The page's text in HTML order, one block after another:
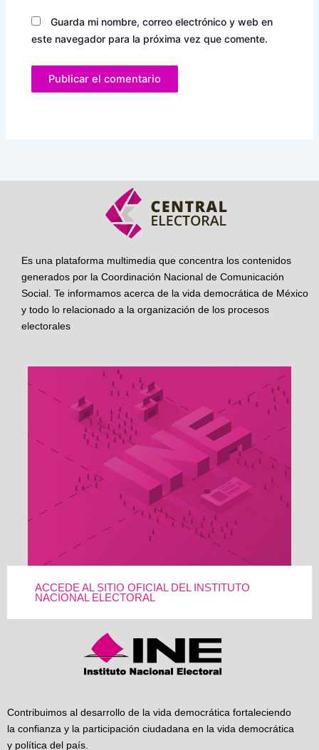
Guarda mi nombre, correo electrónico y web en
este navegador para la próxima vez que comente.
Es una plataforma multimedia que concentra los contenidos
generados por la Coordinación Nacional de Comunicación
Social. Te informamos acerca de la vida democrática de México
y todo lo relacionado a la organización de los procesos
electorales
ACCEDE AL SITIO OFICIAL DEL INSTITUTO
NACIONAL ELECTORAL
Contribuimos al desarrollo de la vida democrática fortaleciendo
la confianza y la participación ciudadana en la vida democrática
y política del país.